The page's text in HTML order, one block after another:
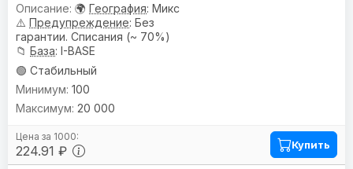
🌍 География: Микс
⚠️ Предупреждениe: Без
гарантии. Списания (~ 70%)
📁 База: I-BASE
🟢 Стабильный
224.91 ₽
100
20 000
Купить